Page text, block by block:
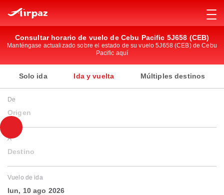
Consultar horario de vuelo de Cebu Pacific 5J658 (CEB)
Manténgase actualizado sobre el estado de su vuelo 5J658 (CEB) de Cebu
Pacific aquí
Solo ida Ida y vuelta Múltiples destinos
De
Origen
A
Destino
Vuelo de ida
lun, 10 ago 2026